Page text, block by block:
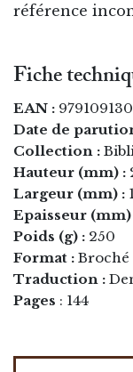
référence
Fiche
EAN :
Date de
Collection :
Hauteur (mm) :
Largeur (mm) :
Epaisseur (mm)
Poids (g) : 250
Format : Broché
Traduction :
Pages : 144